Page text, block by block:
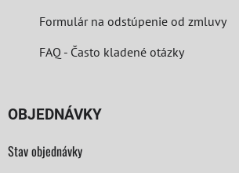
Formulár na odstúpenie od zmluvy
FAQ - Často kladené otázky
OBJEDNÁVKY
Stav objednávky